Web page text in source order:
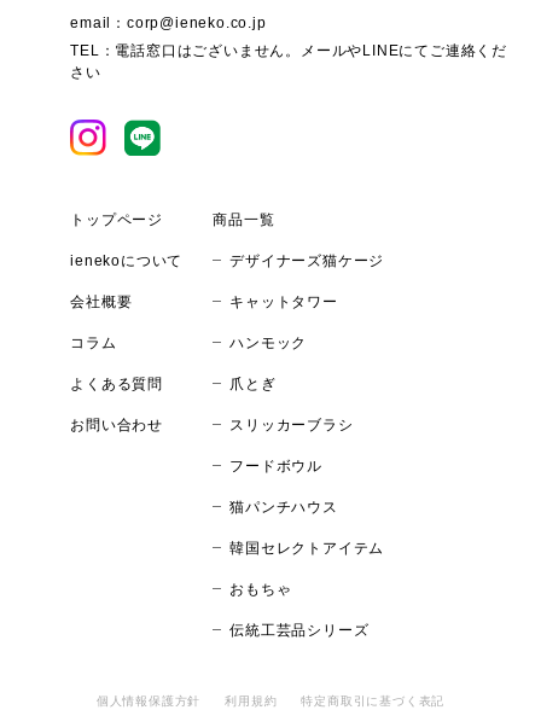
email：corp@ieneko.co.jp
TEL：電話窓口はございません。メールやLINEにてご連絡くだ
さい
トップページ
ienekoについて
会社概要
コラム
よくある質問
お問い合わせ
商品一覧
デザイナーズ猫ケージ
キャットタワー
ハンモック
爪とぎ
スリッカーブラシ
フードボウル
猫パンチハウス
韓国セレクトアイテム
おもちゃ
伝統工芸品シリーズ
個人情報保護方針 利用規約 特定商取引に基づく表記